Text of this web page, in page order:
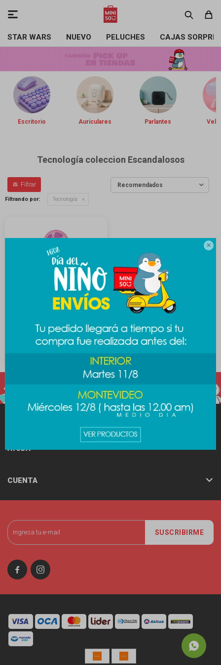

STAR WARS NUEVO PELUCHES CAJAS

Escritorio Auriculares Parlantes
Tecnología coleccion Escandalosos
Recomendados
Filtrando por: Tecnología
Ventilador mini
Escandalosos - Panda
489
SUSCRIBIRME
 
AYUDA
CUENTA